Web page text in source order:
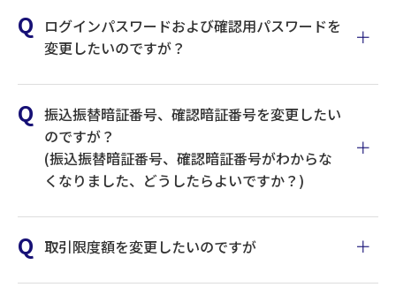
マスターユーザのパソコンでログインし、
利用するパソコン台数分のユーザを追加し
てください。
追加したユーザのログインIDとログインパ
スワードを使って、それぞれのパソコンで
電子証明書の発行を行います。
詳しくは、「マスターユーザと追加ユーザ合わせて20ユーザ
まで使用できます。
加利用者も可能です。
マニュアルはこちら
ログインパスワードおよび確認用パスワードを
変更したいのですが？
振込振替暗証番号、確認暗証番号を変更したい
のですが？
(振込振替暗証番号、確認暗証番号がわからな
くなりました、どうしたらよいですか？)
取引限度額を変更したいのですが